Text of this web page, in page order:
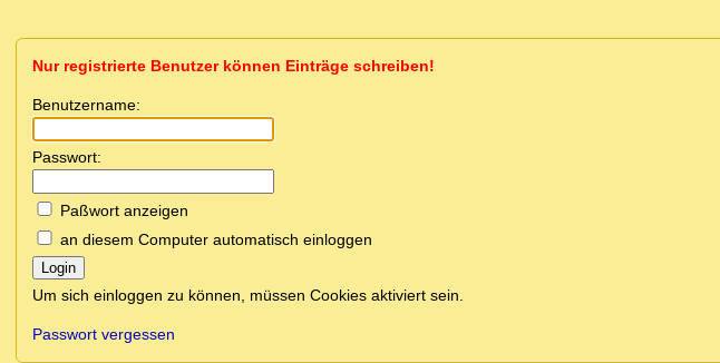
Nur registrierte Benutzer können Einträge schreiben!
Benutzername:
Passwort:
Paßwort anzeigen
an diesem Computer automatisch einloggen
Login
Um sich einloggen zu können, müssen Cookies aktiviert sein.
Passwort vergessen